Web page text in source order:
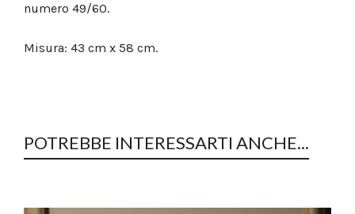
numero 49/60.
Misura: 43 cm x 58 cm.
POTREBBE INTERESSARTI ANCHE...